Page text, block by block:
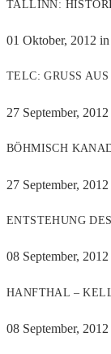
TALLINN:
01 Oktober, 2012 in
TELC: GRUSS AUS
27 September, 2012
BÖHMISCH
27 September, 2012
ENTSTEHUNG
08 September, 2012
HANFTHAL –
08 September, 2012